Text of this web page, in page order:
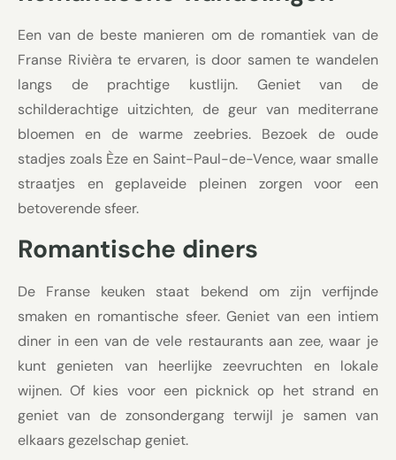
Een van de beste manieren om de romantiek van de
Franse Rivièra te ervaren, is door samen te wandelen
langs de prachtige kustlijn. Geniet van de
schilderachtige uitzichten, de geur van mediterrane
bloemen en de warme zeebries. Bezoek de oude
stadjes zoals Èze en Saint-Paul-de-Vence, waar smalle
straatjes en geplaveide pleinen zorgen voor een
betoverende sfeer.
Romantische diners
De Franse keuken staat bekend om zijn verfijnde
smaken en romantische sfeer. Geniet van een intiem
diner in een van de vele restaurants aan zee, waar je
kunt genieten van heerlijke zeevruchten en lokale
wijnen. Of kies voor een picknick op het strand en
geniet van de zonsondergang terwijl je samen van
elkaars gezelschap geniet.